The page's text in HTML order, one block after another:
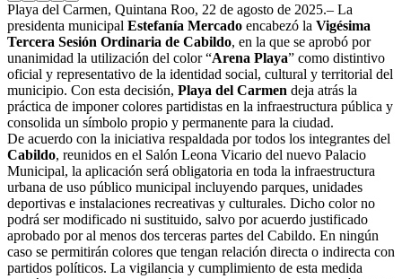
Playa del Carmen, Quintana Roo, 22 de agosto de 2025.– La
presidenta municipal Estefanía Mercado encabezó la Vigésima
Tercera Sesión Ordinaria de Cabildo, en la que se aprobó por
unanimidad la utilización del color “Arena Playa” como distintivo
oficial y representativo de la identidad social, cultural y territorial del
municipio. Con esta decisión, Playa del Carmen deja atrás la
práctica de imponer colores partidistas en la infraestructura pública y
consolida un símbolo propio y permanente para la ciudad.
De acuerdo con la iniciativa respaldada por todos los integrantes del
Cabildo, reunidos en el Salón Leona Vicario del nuevo Palacio
Municipal, la aplicación será obligatoria en toda la infraestructura
urbana de uso público municipal incluyendo parques, unidades
deportivas e instalaciones recreativas y culturales. Dicho color no
podrá ser modificado ni sustituido, salvo por acuerdo justificado
aprobado por al menos dos terceras partes del Cabildo. En ningún
caso se permitirán colores que tengan relación directa o indirecta con
partidos políticos. La vigilancia y cumplimiento de esta medida